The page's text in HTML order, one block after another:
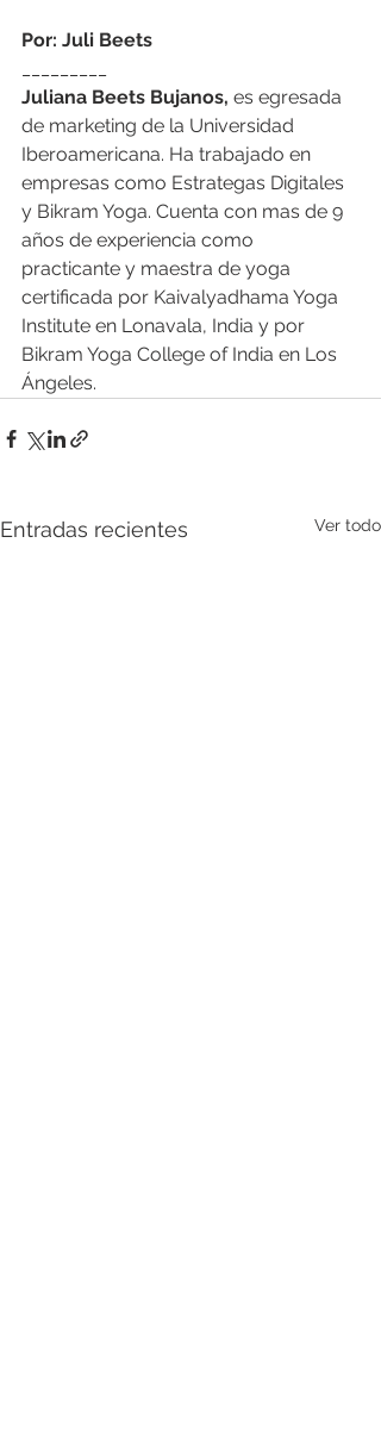
Por: Juli Beets
Juliana Beets Bujanos, es egresada
de marketing de la Universidad
Iberoamericana. Ha trabajado en
empresas como Estrategas Digitales
y Bikram Yoga. Cuenta con mas de 9
años de experiencia como
practicante y maestra de yoga
certificada por Kaivalyadhama Yoga
Institute en Lonavala, India y por
Bikram Yoga College of India en Los
Ángeles.
Entradas recientes Ver todo